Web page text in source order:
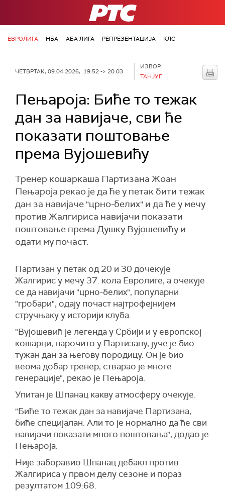
РТС
ЕВРОЛИГА НБА АБА ЛИГА РЕПРЕЗЕНТАЦИЈА КЛС
ЧЕТВРТАК, 09.04.2026, 19:52 -> 20:03
ИЗВОР:
ТАНЈУГ
Пењароја: Биће то тежак
дан за навијаче, сви ће
показати поштовање
према Вујошевићу
Тренер кошаркаша Партизана Жоан
Пењароја рекао је да ће у петак бити тежак
дан за навијаче "црно-белих" и да ће у мечу
против Жалгириса навијачи показати
поштовање према Душку Вујошевићу и
одати му почаст.
Партизан у петак од 20 и 30 дочекује
Жалгирис у мечу 37. кола Евролиге, а очекује
се да навијачи "црно-белих", популарни
"гробари", одају почаст најтрофејнијем
стручњаку у историји клуба.
"Вујошевић је легенда у Србији и у европској
кошарци, нарочито у Партизану, јуче је био
тужан дан за његову породицу. Он је био
веома добар тренер, стварао је многе
генерације", рекао је Пењароја.
Упитан је Шпанац какву атмосферу очекује.
"Биће то тежак дан за навијаче Партизана,
биће специјалан. Али то је нормално да ће сви
навијачи показати много поштовања", додао је
Пењароја.
Није заборавио Шпанац дебакл против
Жалгириса у првом делу сезоне и пораз
резултатом 109:68.